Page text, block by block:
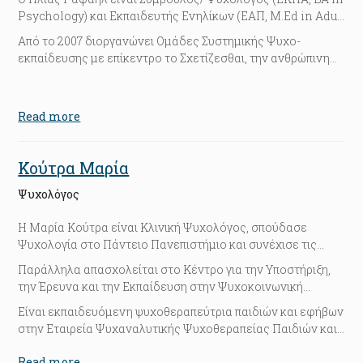
Psychology) και Εκπαιδευτής Ενηλίκων (ΕΑΠ, M.Ed in Adult
Education). Έχει ειδίκευση στην Συστημική Προσέγγιση από
το Αθηναικό Κέντρο Μελέτης του Ανθρώπου (ΑΚΜΑ), ενώ
έχει 22 χρόνια εμπειρία στην Συμβουλευτική και την Ψυχο-
Από το 2007 διοργανώνει Ομάδες Συστημικής Ψυχο-
εκπαίδευσης με επίκεντρο το Σχετίζεσθαι, την ανθρώπινη
Read more
Κούτρα Μαρία
Ψυχολόγος
Η Μαρία Κούτρα είναι Κλινική Ψυχολόγος, σπούδασε
Ψυχολογία στο Πάντειο Πανεπιστήμιο και συνέχισε τις
σπουδές της σε μεταπτυχιακό επίπεδο (MSc) στο
Πρόγραμμα Μεταπτυχιακών Σπουδών “Κλινικής
Ψυχολογίας” του Εθνικού και Καποδιστριακού
Πανεπιστημίου Αθηνών. Εξειδικεύεται σε ζητήματα
αγχωδών διαταραχών και ιδιαίτερα άγχους υγείας,
Παράλληλα απασχολείται στο Κέντρο για την Υποστήριξη,
την Έρευνα και την Εκπαίδευση στην Ψυχοκοινωνική
Ογκολογία (ΚΕΥΕΕΨΟ) της Ε.Α.Ε. έχοντας ως αντικείμενο
εργασίας την ψυχοθεραπεία εφήβων και νέων ογκολογικών
ασθενών, την συμβουλευτική των γονέων και των αδερφών
των ασθενών, την ψυχοθεραπεία των επιβιωσάντων που
Είναι εκπαιδευόμενη ψυχοθεραπεύτρια παιδιών και εφήβων
στην Εταιρεία Ψυχαναλυτικής Ψυχοθεραπείας Παιδιών και